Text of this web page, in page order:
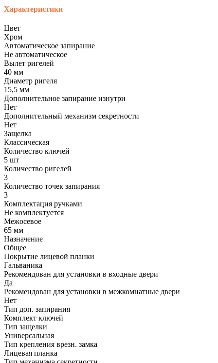
Характеристики
Цвет
Хром
Автоматическое запирание
Не автоматическое
Вылет ригелей
40 мм
Диаметр ригеля
15,5 мм
Дополнительное запирание изнутри
Нет
Дополнительный механизм секретности
Нет
Защелка
Классическая
Количество ключей
5 шт
Количество ригелей
3
Количество точек запирания
3
Комплектация ручками
Не комплектуется
Межосевое
65 мм
Назначение
Общее
Покрытие лицевой планки
Гальваника
Рекомендован для установки в входные двери
Да
Рекомендован для установки в межкомнатные двери
Нет
Тип доп. запирания
Комплект ключей
Тип защелки
Универсальная
Тип крепления врезн. замка
Лицевая планка